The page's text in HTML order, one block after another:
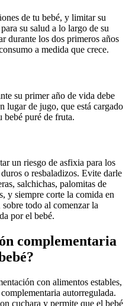
de tu bebé, y limitar su
su salud a lo largo de su
durante los dos primeros años
a medida que crece.
su primer año de vida debe
lugar de jugo, que está cargado
bebé puré de fruta.
un riesgo de asfixia para los
o resbaladizos. Evite darle
salchichas, palomitas de
y siempre corte la comida en
todo al comenzar la
por el bebé.
complementaria
con alimentos estables,
autorregulada.
cuchara y permite que el bebé